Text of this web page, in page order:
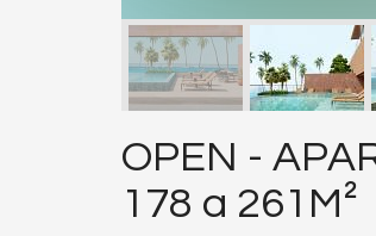
OPEN -
178 a 261M²